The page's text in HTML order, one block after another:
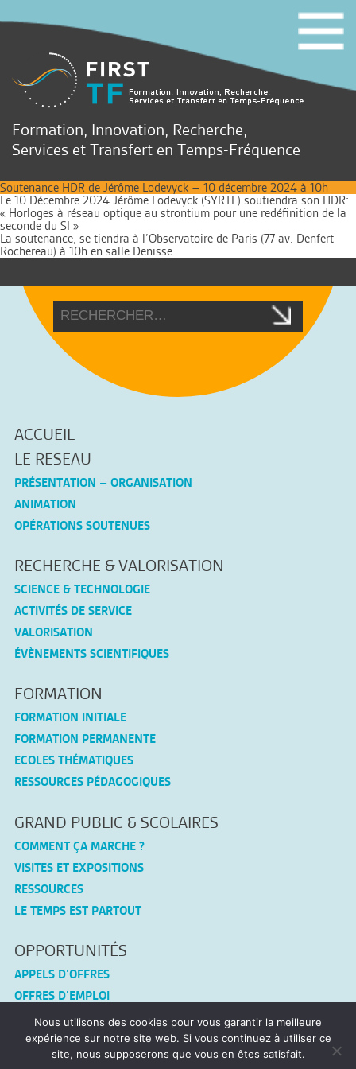
Formation, Innovation, Recherche,
Services et Transfert en Temps-Fréquence
Soutenance HDR de Jérôme Lodevyck – 10 décembre 2024 à 10h
Le 10 Décembre 2024 Jérôme Lodevyck (SYRTE) soutiendra son HDR:
« Horloges à réseau optique au strontium pour une redéfinition de la
seconde du SI »
La soutenance, se tiendra à l’Observatoire de Paris (77 av. Denfert
Rochereau) à 10h en salle Denisse
ACCUEIL
LE RESEAU
PRÉSENTATION – ORGANISATION
ANIMATION
OPÉRATIONS SOUTENUES
RECHERCHE & VALORISATION
SCIENCE & TECHNOLOGIE
ACTIVITÉS DE SERVICE
VALORISATION
ÉVÈNEMENTS SCIENTIFIQUES
FORMATION
FORMATION INITIALE
FORMATION PERMANENTE
ECOLES THÉMATIQUES
RESSOURCES PÉDAGOGIQUES
GRAND PUBLIC & SCOLAIRES
COMMENT ÇA MARCHE ?
VISITES ET EXPOSITIONS
RESSOURCES
LE TEMPS EST PARTOUT
OPPORTUNITÉS
APPELS D’OFFRES
OFFRES D’EMPLOI
CONNEX-TF
Nous utilisons des cookies pour vous garantir la meilleure
expérience sur notre site web. Si vous continuez à utiliser ce
site, nous supposerons que vous en êtes satisfait.